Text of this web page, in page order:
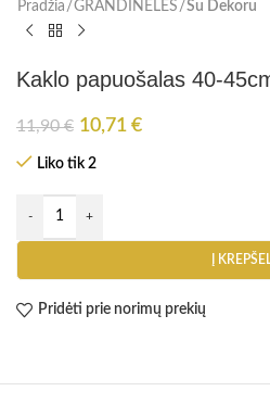
Pradžia GRANDINĖLĖS Su Dekoru
Kaklo papuošalas 40-
11,90€ 10,71 €
Liko tik 2
Į
Pridėti prie norimų prekių